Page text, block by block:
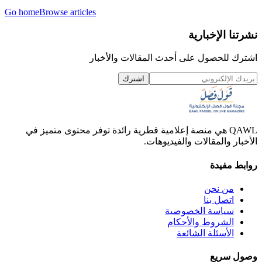
Go homeBrowse articles
نشرتنا الإخبارية
اشترك للحصول على أحدث المقالات والأخبار
اشترك
QAWL هي منصة إعلامية قطرية رائدة توفر محتوى متميز في
الأخبار والمقالات والفيديوهات.
روابط مفيدة
من نحن
اتصل بنا
سياسة الخصوصية
الشروط والأحكام
الأسئلة الشائعة
وصول سريع